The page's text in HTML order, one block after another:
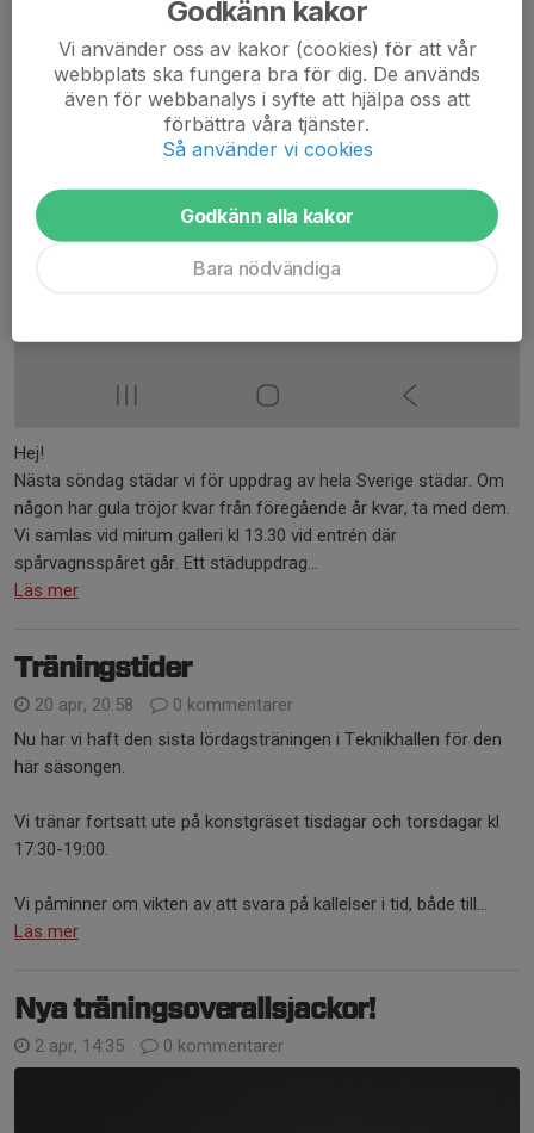
Hej!
Nästa söndag städar vi för uppdrag av hela Sverige städar. Om
någon har gula tröjor kvar från föregående år kvar, ta med dem.
Vi samlas vid mirum galleri kl 13.30 vid entrén där
spårvagnsspåret går. Ett städuppdrag...
Läs mer
Träningstider
20 apr, 20:58
0 kommentarer
Nu har vi haft den sista lördagsträningen i Teknikhallen för den
här säsongen.
Vi tränar fortsatt ute på konstgräset tisdagar och torsdagar kl
17:30-19:00.
Vi påminner om vikten av att svara på kallelser i tid, både till...
Läs mer
Nya träningsoverallsjackor!
2 apr, 14:35 0 kommentarer
Godkänn kakor
Vi använder oss av kakor (cookies) för att vår
webbplats ska fungera bra för dig. De används
även för webbanalys i syfte att hjälpa oss att
förbättra våra tjänster.
Så använder vi cookies
Godkänn alla kakor
Bara nödvändiga